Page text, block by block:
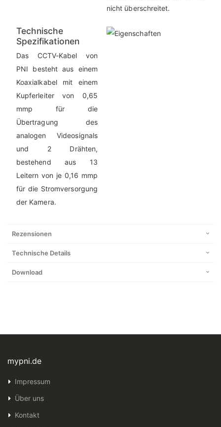
nicht überschreitet.
Technische
Spezifikationen
Das CCTV-Kabel von
PNI besteht aus einem
Koaxialkabel mit einem
Kupferleiter von 0,65
mmp für die
Übertragung des
analogen Videosignals
und 2 Drähten,
bestehend aus 13
Leitern von je 0,16 mmp
für die Stromversorgung
der Kamera.
Rezensionen
Technische Details
Download
mypni.de
Impressum
Über uns
Kontakt